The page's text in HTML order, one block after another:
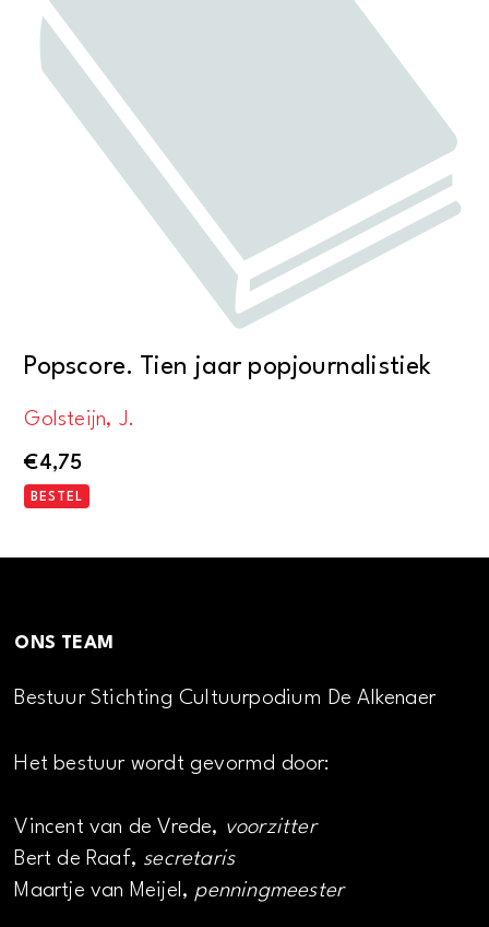
Popscore. Tien jaar popjournalistiek
Golsteijn, J.
€4,75
BESTEL
ONS TEAM
Bestuur Stichting Cultuurpodium De Alkenaer
Het bestuur wordt gevormd door:
Vincent van de Vrede, voorzitter
Bert de Raaf, secretaris
Maartje van Meijel, penningmeester